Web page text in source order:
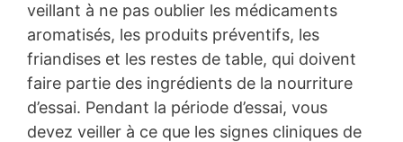
veillant à ne pas oublier les médicaments
aromatisés, les produits préventifs, les
friandises et les restes de table, qui doivent
faire partie des ingrédients de la nourriture
d’essai. Pendant la période d’essai, vous
devez veiller à ce que les signes cliniques de